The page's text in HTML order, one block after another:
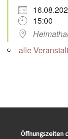
15:00
alle
Öffnungszeiten